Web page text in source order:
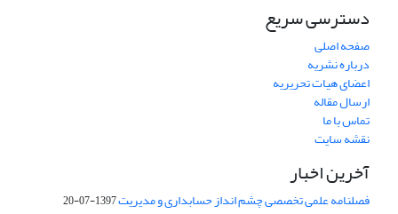
دسترسی سریع
صفحه اصلی
درباره نشریه
اعضای هیات تحریریه
ارسال مقاله
تماس با ما
نقشه سایت
آخرین اخبار
فصلنامه علمی تخصصی چشم انداز حسابداری و مدیریت1397-07-20